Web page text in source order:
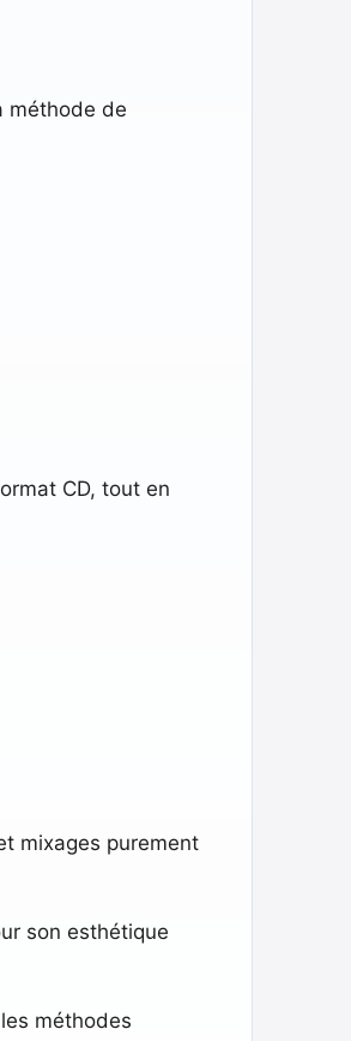
méthode de
CD, tout en
mixages purement
son esthétique
méthodes